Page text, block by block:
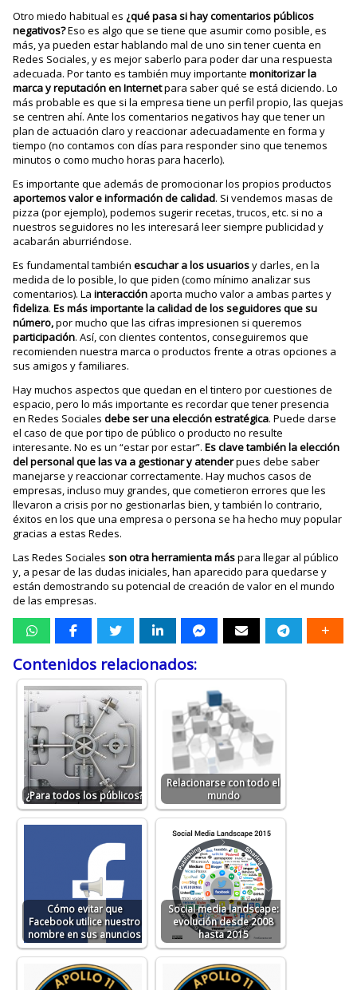
Otro miedo habitual es ¿qué pasa si hay comentarios públicos
negativos?Eso es algo que se tiene que asumir como posible, es
más, ya pueden estar hablando mal de uno sin tener cuenta en
Redes Sociales, y es mejor saberlo para poder dar una respuesta
adecuada. Por tanto es también muy importantemonitorizar la
marca y reputación en Internetpara saber qué se está diciendo. Lo
más probable es que si la empresa tiene un perfil propio, las quejas
se centren ahí. Ante los comentarios negativos hay que tener un
plan de actuación claro y reaccionar adecuadamente en forma y
tiempo (no contamos con días para responder sino que tenemos
minutos o como mucho horas para hacerlo).
Es importante que además de promocionar los propios productos
aportemos valor e información de calidad. Si vendemos masas de
pizza (por ejemplo), podemos sugerir recetas, trucos, etc. si no a
nuestros seguidores no les interesará leer siempre publicidad y
acabarán aburriéndose.
Es fundamental tambiénescuchar a los usuariosy darles, en la
medida de lo posible, lo que piden (como mínimo analizar sus
comentarios). Lainteracción aporta mucho valor a ambas partes y
fideliza.Es más importante la calidad de los seguidores que su
número,por mucho que las cifras impresionen si queremos
participación. Así, con clientes contentos, conseguiremos que
recomienden nuestra marca o productos frente a otras opciones a
sus amigos y familiares.
Hay muchos aspectos que quedan en el tintero por cuestiones de
espacio, pero lo más importante es recordar que tener presencia
en Redes Socialesdebe ser una elección estratégica. Puede darse
el caso de que por tipo de público o producto no resulte
interesante. No es un “estar por estar”.Es clave también la elección
del personal que las va a gestionar y atenderpues debe saber
manejarse y reaccionar correctamente. Hay muchos casos de
empresas, incluso muy grandes, que cometieron errores que les
llevaron a crisis por no gestionarlas bien, y también lo contrario,
éxitos en los que una empresa o persona se ha hecho muy popular
gracias a estas Redes.
Las Redes Socialesson otra herramienta máspara llegar al público
y, a pesar de las dudas iniciales, han aparecido para quedarse y
están demostrando su potencial de creación de valor en el mundo
de las empresas.
Contenidos relacionados:
¿Para todos los públicos?
Relacionarse con todo el
mundo
Cómo evitar que
Facebook utilice nuestro
nombre en sus anuncios
Social media landscape:
evolución desde 2008
hasta 2015